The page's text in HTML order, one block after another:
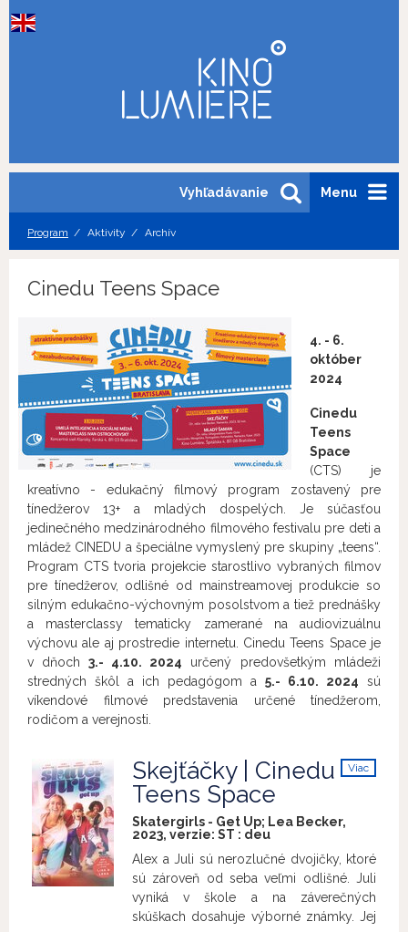
Menu
Vyhľadávanie
Program Aktivity Archív
Cinedu Teens Space
4. - 6.
október
2024
Cinedu
Teens
Space
(CTS) je
kreatívno - edukačný filmový program zostavený pre
tínedžerov 13+ a mladých dospelých. Je súčasťou
jedinečného medzinárodného filmového festivalu pre deti a
mládež CINEDU a špeciálne vymyslený pre skupiny „teens“.
Program CTS tvoria projekcie starostlivo vybraných filmov
pre tínedžerov, odlišné od mainstreamovej produkcie so
silným edukačno-výchovným posolstvom a tiež prednášky
a masterclassy tematicky zamerané na audiovizuálnu
výchovu ale aj prostredie internetu. Cinedu Teens Space je
v dňoch 3.- 4.10. 2024 určený predovšetkým mládeži
stredných škôl a ich pedagógom a 5.- 6.10. 2024 sú
víkendové filmové predstavenia určené tínedžerom,
rodičom a verejnosti.
Viac
Skejťáčky | Cinedu
Teens Space
Skatergirls - Get Up; Lea Becker,
2023, verzie: ST : deu
Alex a Juli sú nerozlučné dvojičky, ktoré
sú zároveň od seba veľmi odlišné. Juli
vyniká v škole a na záverečných
skúškach dosahuje výborné známky. Jej